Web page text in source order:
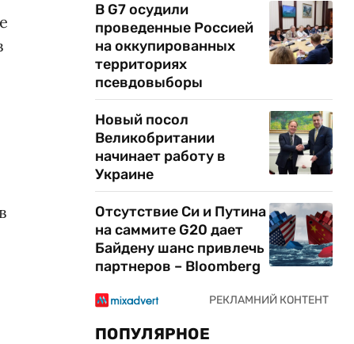
В G7 осудили
проведенные Россией
на оккупированных
территориях
псевдовыборы
Новый посол
Великобритании
начинает работу в
Украине
Отсутствие Си и Путина
на саммите G20 дает
Байдену шанс привлечь
партнеров – Bloomberg
ПОПУЛЯРНОЕ